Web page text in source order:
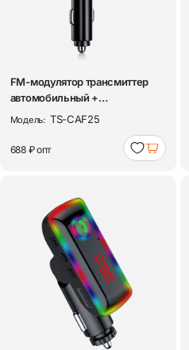
FM-модулятор трансмиттер
автомобильный +
разветвитель с Blue...
Модель: TS-CAF25
688 ₽опт